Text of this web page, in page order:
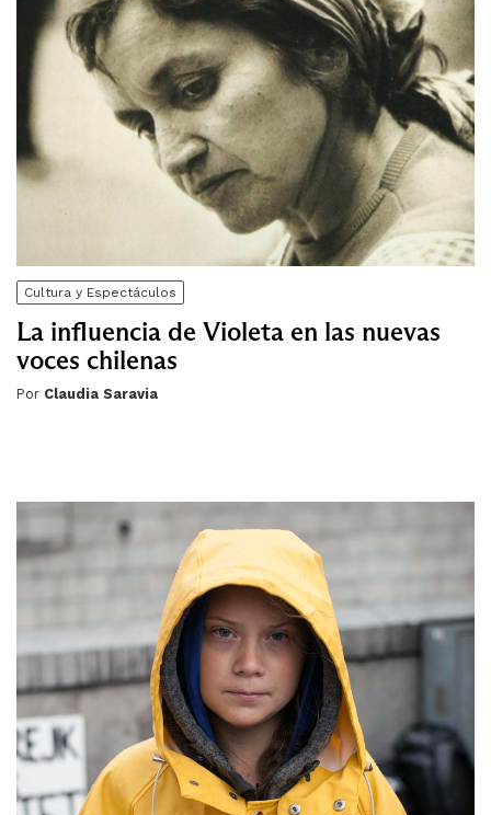
Cultura y Espectáculos
La influencia de Violeta en las nuevas
voces chilenas
Por Claudia Saravia